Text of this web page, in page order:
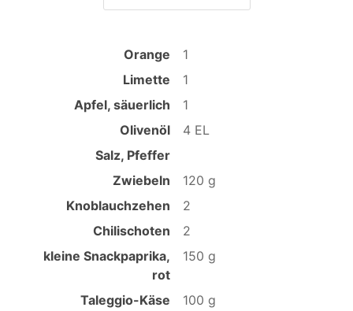
Orange
1
Limette
1
Apfel, säuerlich
1
Olivenöl
4 EL
Salz, Pfeffer
Zwiebeln
120 g
Knoblauchzehen
2
Chilischoten
2
kleine Snackpaprika,
rot
150 g
Taleggio-Käse
100 g